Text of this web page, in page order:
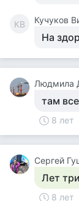
КВ Кучуков
На
Людмила
там
8 лет
Сергей
Лет
8 лет